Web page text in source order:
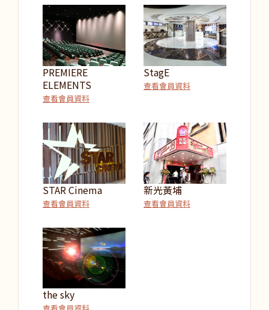
PREMIERE
ELEMENTS
查看會員資料
StagE
查看會員資料
STAR Cinema
查看會員資料
新光黃埔
查看會員資料
the sky